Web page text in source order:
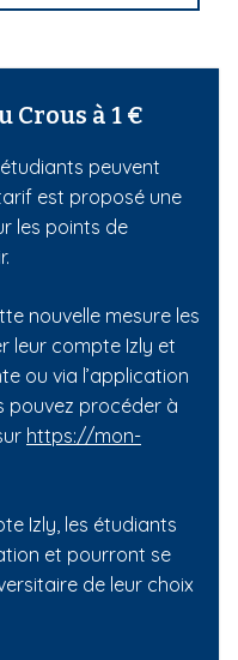
Crous à 1 €
peuvent
est proposé une
les points de
nouvelle mesure les
leur compte Izly et
ou via l’application
pouvez procéder à
https://mon-
Izly, les étudiants
et pourront se
de leur choix